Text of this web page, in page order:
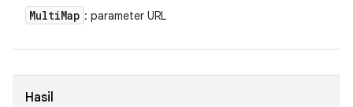
MultiMap : parameter URL
Hasil